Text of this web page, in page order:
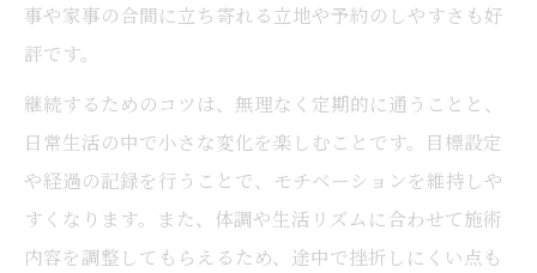
事や家事の合間に立ち寄れる立地や予約のしやすさも好
評です。
継続するためのコツは、無理なく定期的に通うことと、
日常生活の中で小さな変化を楽しむことです。目標設定
や経過の記録を行うことで、モチベーションを維持しや
すくなります。また、体調や生活リズムに合わせて施術
内容を調整してもらえるため、途中で挫折しにくい点も